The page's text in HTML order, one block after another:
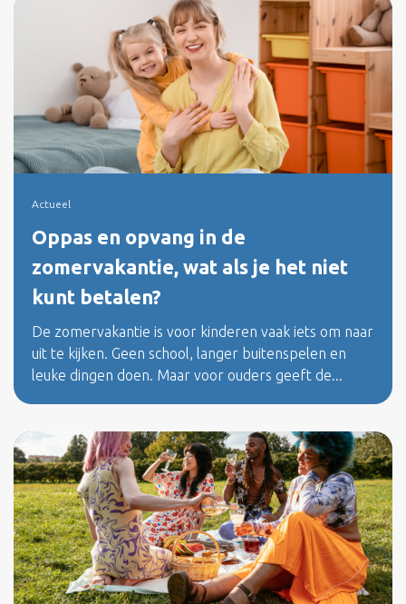
Actueel
Oppas en opvang in de
zomervakantie, wat als je het niet
kunt betalen?
De zomervakantie is voor kinderen vaak iets om naar
uit te kijken. Geen school, langer buitenspelen en
leuke dingen doen. Maar voor ouders geeft de...